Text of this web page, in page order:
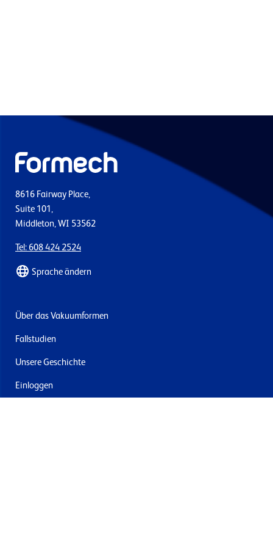
8616 Fairway Place,
Suite 101,
Middleton, WI 53562
Tel: 608 424 2524
Sprache ändern
Über das Vakuumformen
Fallstudien
Unsere Geschichte
Einloggen